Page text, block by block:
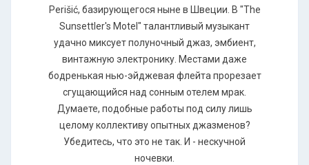
Perišić, базирующегося ныне в Швеции. В "The
Sunsettler's Motel" талантливый музыкант
удачно миксует полуночный джаз, эмбиент,
винтажную электронику. Местами даже
бодренькая нью-эйджевая флейта прорезает
сгущающийся над сонным отелем мрак.
Думаете, подобные работы под силу лишь
целому коллективу опытных джазменов?
Убедитесь, что это не так. И - нескучной
ночевки.